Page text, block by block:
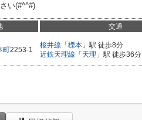
い(#^^#)
交通
町2253-1
桜井線 「 櫟本 」駅 徒歩8分
近鉄天理線 「 天理 」駅 徒歩36分